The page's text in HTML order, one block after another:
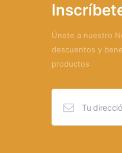
Únete a nuestro
descuentos y
productos